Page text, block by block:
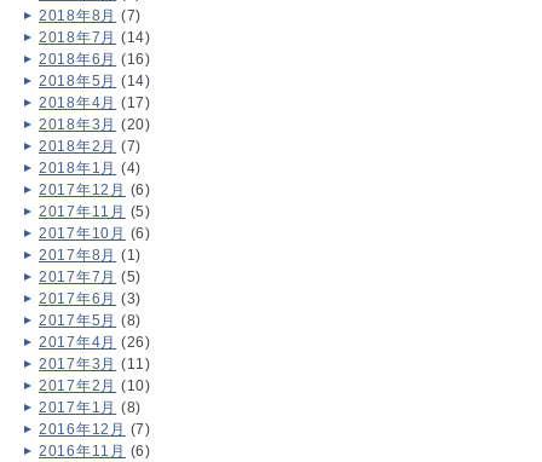
2018年8月 (7)
2018年7月 (14)
2018年6月 (16)
2018年5月 (14)
2018年4月 (17)
2018年3月 (20)
2018年2月 (7)
2018年1月 (4)
2017年12月 (6)
2017年11月 (5)
2017年10月 (6)
2017年8月 (1)
2017年7月 (5)
2017年6月 (3)
2017年5月 (8)
2017年4月 (26)
2017年3月 (11)
2017年2月 (10)
2017年1月 (8)
2016年12月 (7)
2016年11月 (6)